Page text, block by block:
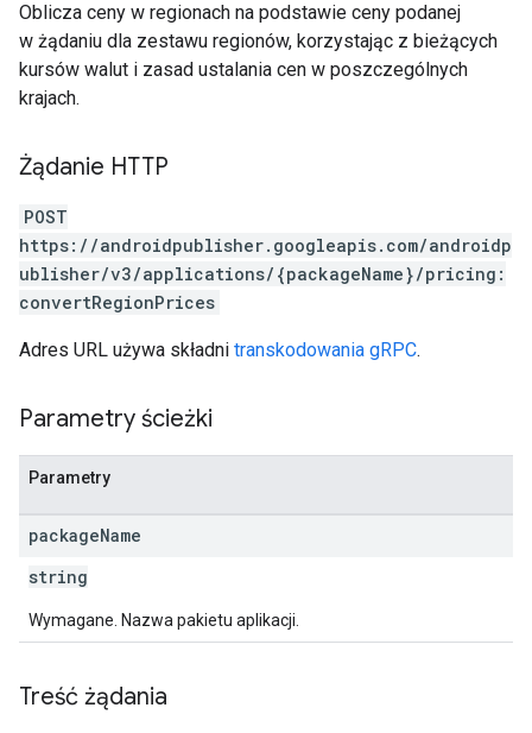
Oblicza ceny w regionach na podstawie ceny podanej
w żądaniu dla zestawu regionów, korzystając z bieżących
kursów walut i zasad ustalania cen w poszczególnych
krajach.
Żądanie HTTP
POST
https://androidpublisher.googleapis.com/androidp
ublisher/v3/applications/{packageName}/pricing:
convertRegionPrices
Adres URL używa składni transkodowania gRPC.
Parametry ścieżki
Parametry
packageName
string
Wymagane. Nazwa pakietu aplikacji.
Treść żądania